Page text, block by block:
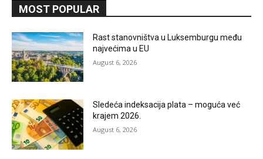
MOST POPULAR
Rast stanovništva u Luksemburgu među
najvećima u EU
August 6, 2026
Sledeća indeksacija plata – moguća već
krajem 2026.
August 6, 2026